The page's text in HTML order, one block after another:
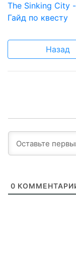
The Sinking
Гайд по квесту
Назад
0